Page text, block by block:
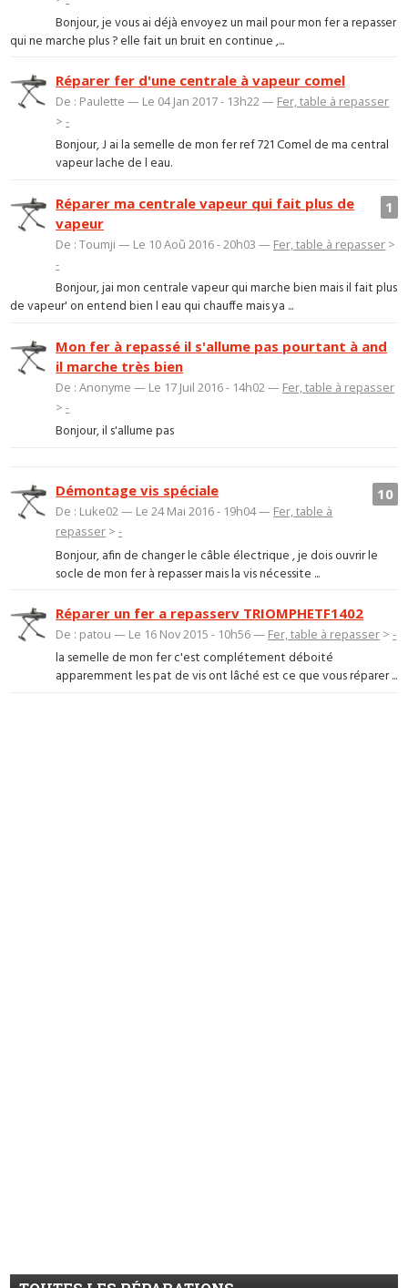
Bonjour, je vous ai déjà envoyez un mail pour mon fer a repasser
qui ne marche plus ? elle fait un bruit en continue ,...
Réparer fer d'une centrale à vapeur comel
De : Paulette — Le 04 Jan 2017 - 13h22 — Fer, table à repasser
>-
Bonjour, J ai la semelle de mon fer ref 721 Comel de ma central
vapeur lache de l eau.
1
Réparer ma centrale vapeur qui fait plus de
vapeur
De : Toumji — Le 10 Aoû 2016 - 20h03 — Fer, table à repasser >
-
Bonjour, jai mon centrale vapeur qui marche bien mais il fait plus
de vapeur' on entend bien l eau qui chauffe mais ya ...
Mon fer à repassé il s'allume pas pourtant à and
il marche très bien
De : Anonyme — Le 17 Juil 2016 - 14h02 — Fer, table à repasser
>-
Bonjour, il s'allume pas
10
Démontage vis spéciale
De : Luke02 — Le 24 Mai 2016 - 19h04 — Fer, table à
repasser >-
Bonjour, afin de changer le câble électrique , je dois ouvrir le
socle de mon fer à repasser mais la vis nécessite ...
Réparer un fer a repasserv TRIOMPHETF1402
De : patou — Le 16 Nov 2015 - 10h56 — Fer, table à repasser >-
la semelle de mon fer c'est complétement déboité
apparemment les pat de vis ont lâché est ce que vous réparer ...